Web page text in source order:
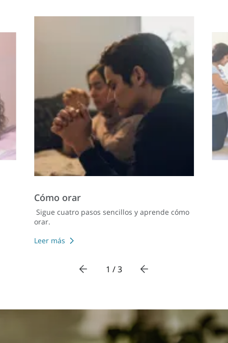
Cómo orar
Sigue cuatro pasos sencillos y aprende cómo
orar.
Leer más
1 / 3